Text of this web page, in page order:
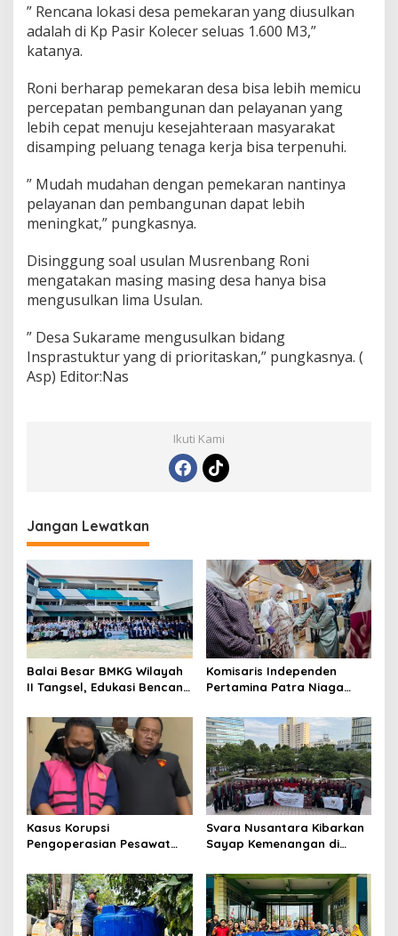
” Rencana lokasi desa pemekaran yang diusulkan
adalah di Kp Pasir Kolecer seluas 1.600 M3,”
katanya.
Roni berharap pemekaran desa bisa lebih memicu
percepatan pembangunan dan pelayanan yang
lebih cepat menuju kesejahteraan masyarakat
disamping peluang tenaga kerja bisa terpenuhi.
” Mudah mudahan dengan pemekaran nantinya
pelayanan dan pembangunan dapat lebih
meningkat,” pungkasnya.
Disinggung soal usulan Musrenbang Roni
mengatakan masing masing desa hanya bisa
mengusulkan lima Usulan.
” Desa Sukarame mengusulkan bidang
Insprastuktur yang di prioritaskan,” pungkasnya. (
Asp) Editor:Nas
Ikuti Kami
Jangan Lewatkan
Balai Besar BMKG Wilayah
II Tangsel, Edukasi Bencana
kepada pelajar UPTD SMPN
23
Komisaris Independen
Pertamina Patra Niaga
Mitra Binaan dengan
Sentuhan Kemanusiaan dan
Keberlanjutan
Kasus Korupsi
Pengoperasian Pesawat
Development Ditetapkan
Tersangka
Svara Nusantara Kibarkan
Sayap Kemenangan di